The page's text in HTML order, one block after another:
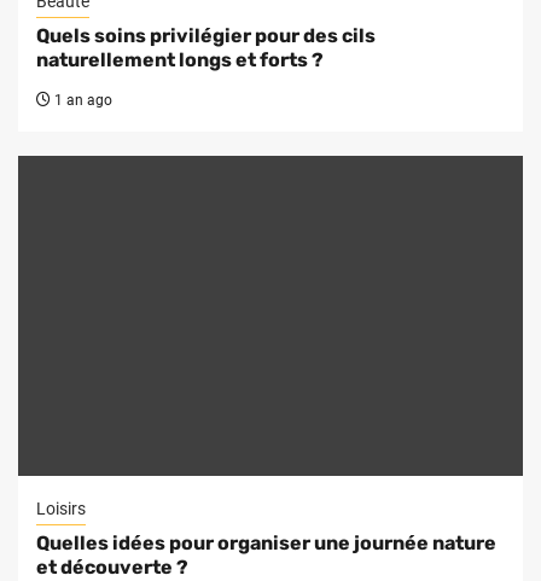
Quels soins privilégier pour des cils
naturellement longs et forts ?
1 an ago
Loisirs
Quelles idées pour organiser une journée nature
et découverte ?